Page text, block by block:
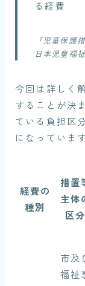
る経費
『児童保護
日本児童福
今回は詳しく
することが決
ている負担区
になっています
経費の
種別
措置
主体
区分
市及
福祉